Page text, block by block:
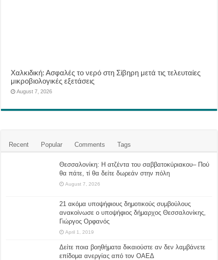
Χαλκιδική: Ασφαλές το νερό στη Σίβηρη μετά τις τελευταίες
μικροβιολογικές εξετάσεις
August 7, 2026
Recent Popular Comments Tags
Θεσσαλονίκη: Η ατζέντα του σαββατοκύριακου– Πού
θα πάτε, τί θα δείτε δωρεάν στην πόλη
August 7, 2026
21 ακόμα υποψήφιους δημοτικούς συμβούλους
ανακοίνωσε ο υποψήφιος δήμαρχος Θεσσαλονίκης,
Γιώργος Ορφανός
April 1, 2019
Δείτε ποια βοηθήματα δικαιούστε αν δεν λαμβάνετε
επίδομα ανεργίας από τον ΟΑΕΔ